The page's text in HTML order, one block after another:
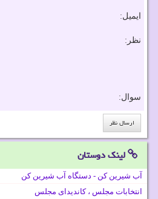
ایمیل:
نظر:
سوال:
لینک دوستان
آب شیرین کن - دستگاه آب شیرین کن
انتخابات مجلس ، کاندیدای مجلس